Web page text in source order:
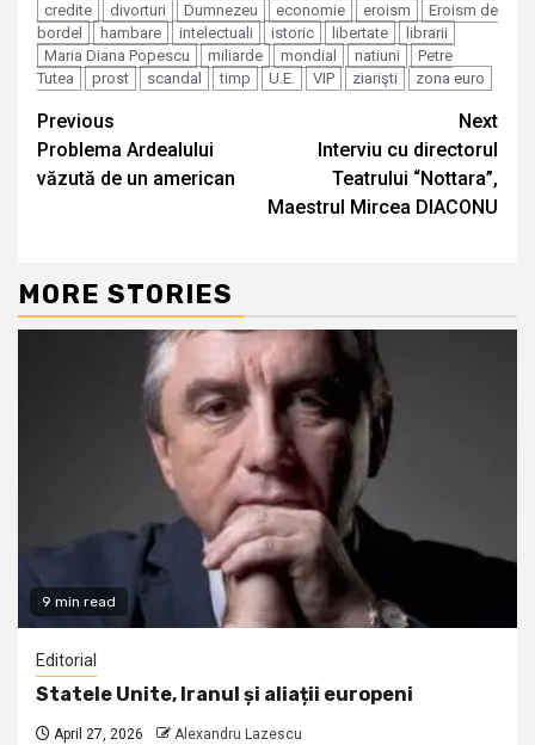
credite
divorturi Dumnezeu economie eroism
Eroism de
bordel
hambare intelectuali istoric libertate
librarii
Maria Diana Popescu
miliarde mondial natiuni
Petre
Tutea
prost scandal timp U.E. VIP ziarişti zona euro
Continue
Reading
Previous
Problema Ardealului
văzută de un american
Next
Interviu cu directorul
Teatrului “Nottara”,
Maestrul Mircea DIACONU
MORE STORIES
9 min read
Editorial
Statele Unite, Iranul și aliații europeni
April 27, 2026 Alexandru Lazescu